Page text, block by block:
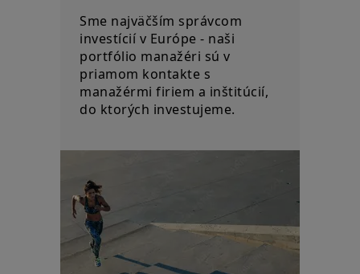
Sme najväčším správcom
investícií v Európe - naši
portfólio manažéri sú v
priamom kontakte s
manažérmi firiem a inštitúcií,
do ktorých investujeme.